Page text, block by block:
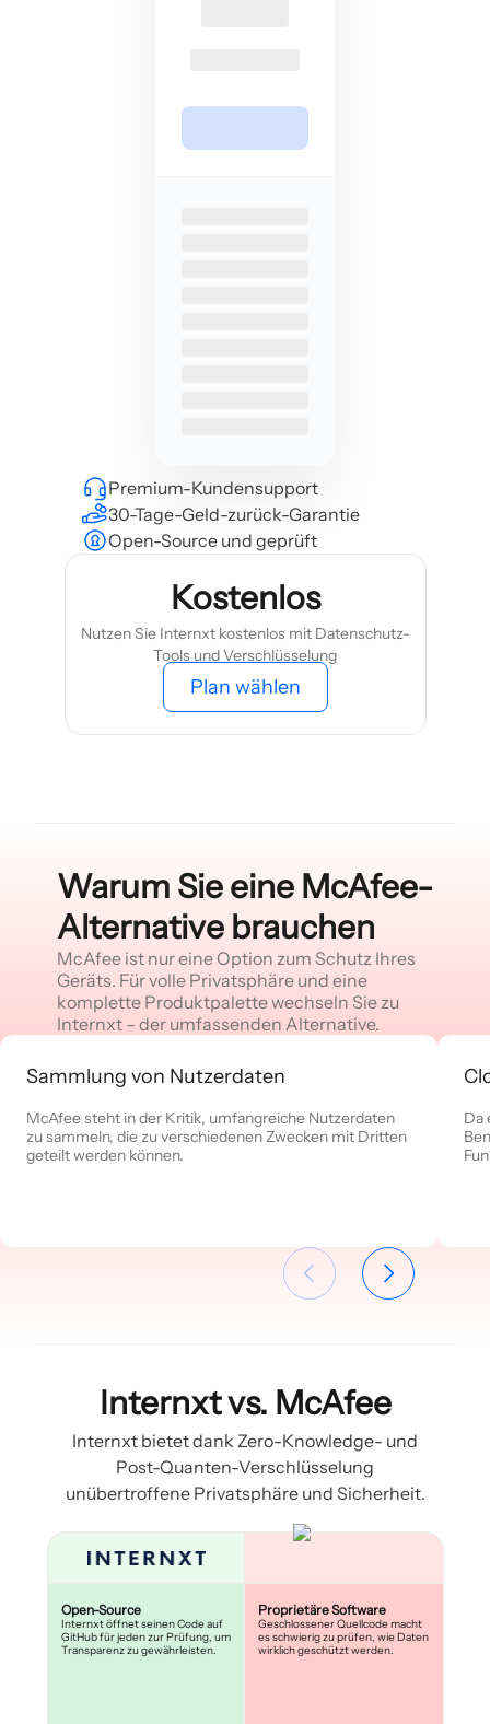
Premium-Kundensupport
30-Tage-Geld-zurück-Garantie
Open-Source und geprüft
Kostenlos
Nutzen Sie Internxt kostenlos mit Datenschutz-
Tools und Verschlüsselung
Plan wählen
Warum Sie eine McAfee-
Alternative brauchen
McAfee ist nur eine Option zum Schutz Ihres
Geräts. Für volle Privatsphäre und eine
komplette Produktpalette wechseln Sie zu
Internxt – der umfassenden Alternative.
Sammlung von Nutzerdaten
McAfee steht in der Kritik, umfangreiche Nutzerdaten
zu sammeln, die zu verschiedenen Zwecken mit Dritten
geteilt werden können.
Da
Internxt vs. McAfee
Internxt bietet dank Zero-Knowledge- und
Post-Quanten-Verschlüsselung
unübertroffene Privatsphäre und Sicherheit.
Open-Source
Internxt öffnet seinen Code auf
GitHub für jeden zur Prüfung, um
Transparenz zu gewährleisten.
Proprietäre Software
Geschlossener Quellcode macht
es schwierig zu prüfen, wie Daten
wirklich geschützt werden.